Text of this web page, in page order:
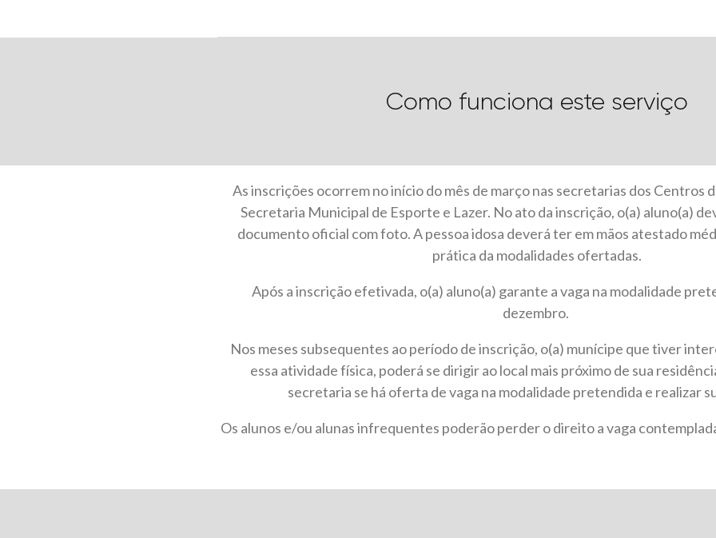
Como funciona este serviço
As inscrições ocorrem no início do mês de março nas secretarias dos Centros
Secretaria Municipal de Esporte e Lazer. No ato da inscrição, o(a) aluno(a)
documento oficial com foto. A pessoa idosa deverá ter em mãos atestado
prática da modalidades ofertadas.
Após a inscrição efetivada, o(a) aluno(a) garante a vaga na modalidade
dezembro.
Nos meses subsequentes ao período de inscrição, o(a) munícipe que tiver
essa atividade física, poderá se dirigir ao local mais próximo de sua
secretaria se há oferta de vaga na modalidade pretendida e realizar
Os alunos e/ou alunas infrequentes poderão perder o direito a vaga